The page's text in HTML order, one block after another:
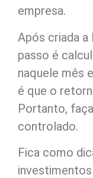
empresa.
Após criada
passo é
naquele mês
é que o
Portanto,
controlado.
Fica como